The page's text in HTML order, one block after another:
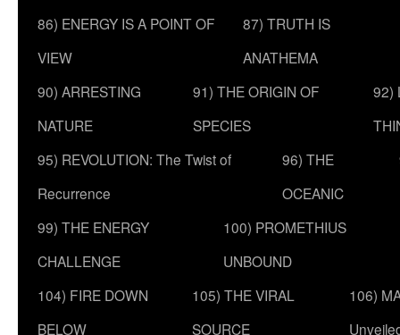
86) ENERGY IS A POINT OF
VIEW
87) TRUTH IS
ANATHEMA
90) ARRESTING
NATURE
91) THE ORIGIN OF
SPECIES
92)
95) REVOLUTION: The Twist of
Recurrence
96) THE
OCEANIC
99) THE ENERGY
CHALLENGE
100) PROMETHIUS
UNBOUND
104) FIRE DOWN
BELOW
105) THE VIRAL
SOURCE
106)